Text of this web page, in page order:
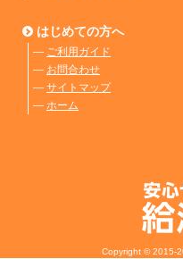
はじめての方へ
― ご利用ガイド
― お問合わせ
― サイトマップ
― ホーム
Copyright © 2015-